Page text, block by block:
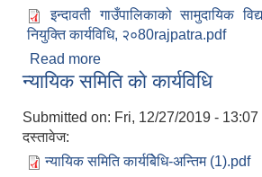
इन्दावती गाउँपालिकाको सामुदायिक
नियुक्ति कार्यविधि, २०80rajpatra.pdf
Read more
न्यायिक समिति काे कार्यविधि
Submitted on: Fri, 12/27/2019 - 13:07
दस्तावेज:
न्यायिक समिति कार्यबिेधि-अन्तिम (1).pdf